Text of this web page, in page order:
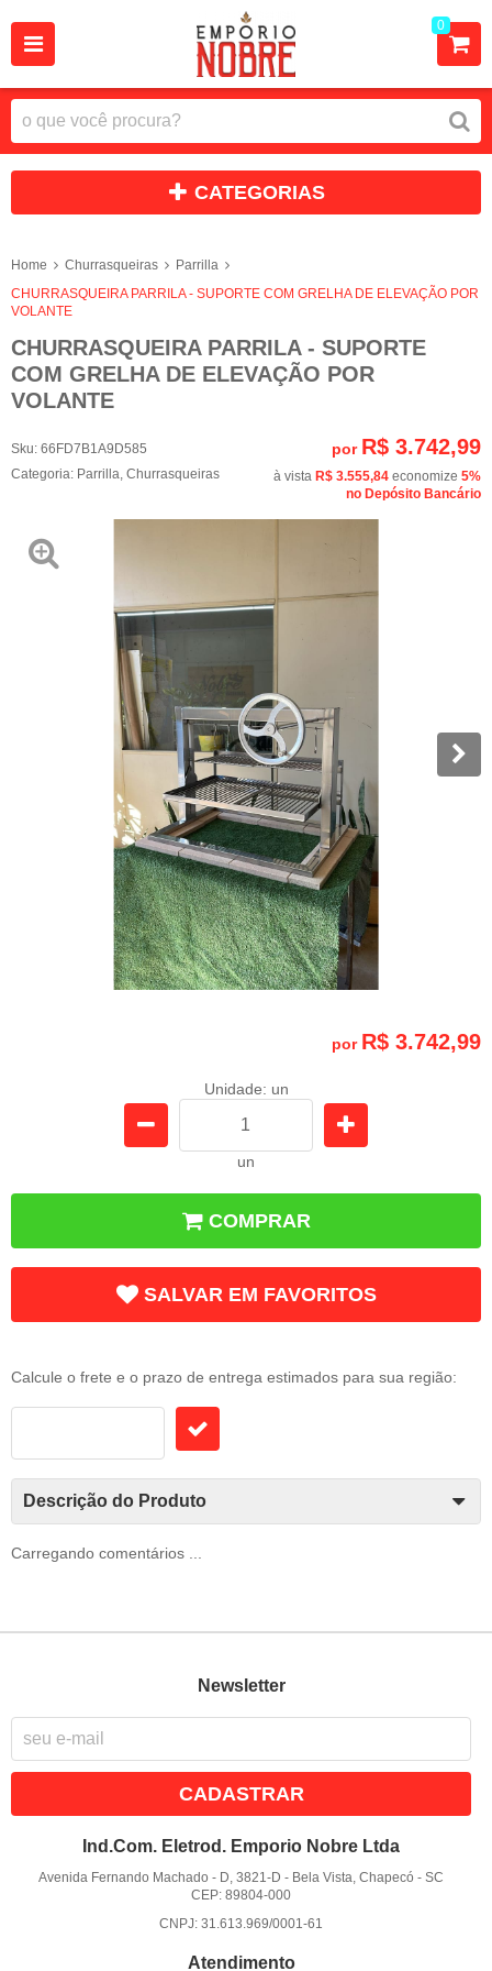
0
CATEGORIAS
Home Churrasqueiras
Parrilla
CHURRASQUEIRA PARRILA - SUPORTE COM GRELHA DE ELEVAÇÃO POR
VOLANTE
CHURRASQUEIRA PARRILA - SUPORTE
COM GRELHA DE ELEVAÇÃO POR
VOLANTE
Sku: 66FD7B1A9D585
Categoria: Parrilla Churrasqueiras
por R$ 3.742,99
à vista R$ 3.555,84 economize 5%
no Depósito Bancário
por R$ 3.742,99
Unidade: un
un
COMPRAR
SALVAR EM FAVORITOS
Calcule o frete e o prazo de entrega estimados para sua região:
Descrição do Produto
Carregando comentários ...
Newsletter
CADASTRAR
Ind.Com. Eletrod. Emporio Nobre Ltda
Avenida Fernando Machado - D, 3821-D - Bela Vista, Chapecó -SC
CEP: 89804-000
CNPJ: 31.613.969/0001-61
Atendimento